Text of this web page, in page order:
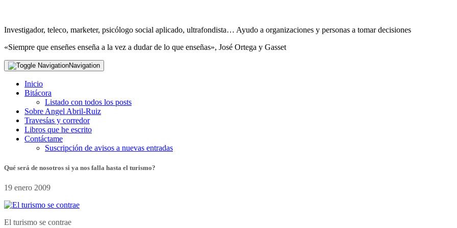
Investigador, teleco, marketer, psicólogo social aplicado, ultrafondista… Ayudo a organizaciones y personas a tomar decisiones
«Siempre que enseñes enseña a la vez a dudar de lo que enseñas», José Ortega y Gasset
Navigation
Inicio
Bitácora
Listado con todos los posts
Sobre Angel Abril-Ruiz
Travesías y corredor
Libros que he escrito
Contáctame
Suscripción de avisos a nuevas entradas
Qué será de nosotros si ya nos falla hasta el turismo?
19 enero 2009
El turismo se contrae